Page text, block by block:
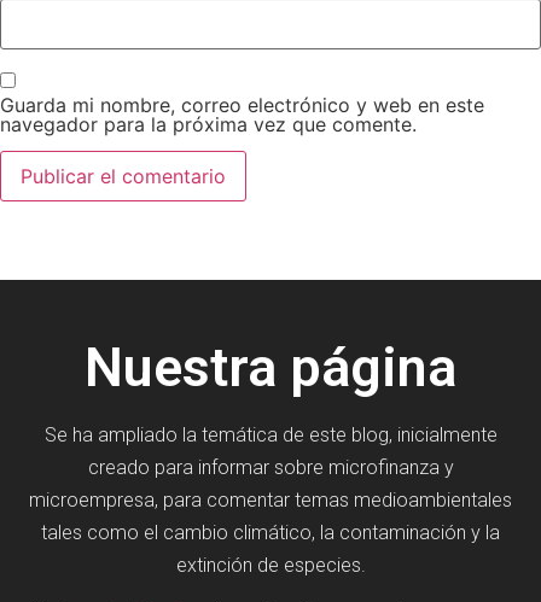
Guarda mi nombre, correo electrónico y web en este
navegador para la próxima vez que comente.
Nuestra página
Se ha ampliado la temática de este blog, inicialmente
creado para informar sobre microfinanza y
microempresa, para comentar temas medioambientales
tales como el cambio climático, la contaminación y la
extinción de especies.